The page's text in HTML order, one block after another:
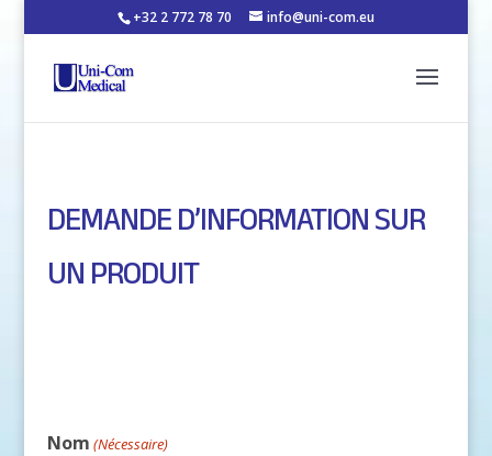
+32 2 772 78 70 info@uni-com.eu
DEMANDE D’INFORMATION SUR
UN PRODUIT
Nom (Nécessaire)